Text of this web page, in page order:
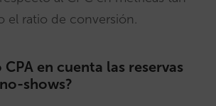
el ratio de conversión.
en cuenta las reservas
shows?